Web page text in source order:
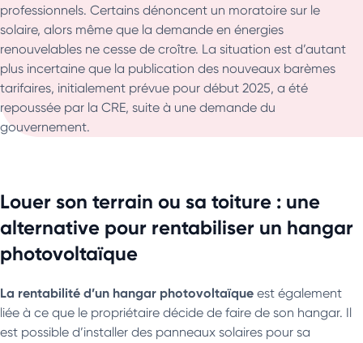
professionnels. Certains dénoncent un moratoire sur le
solaire, alors même que la demande en énergies
renouvelables ne cesse de croître. La situation est d’autant
plus incertaine que la publication des nouveaux barèmes
tarifaires, initialement prévue pour début 2025, a été
repoussée par la CRE, suite à une demande du
gouvernement.
Louer son terrain ou sa toiture : une
alternative pour rentabiliser un hangar
photovoltaïque
La rentabilité d’un hangar photovoltaïque est également
liée à ce que le propriétaire décide de faire de son hangar. Il
est possible d’installer des panneaux solaires pour sa